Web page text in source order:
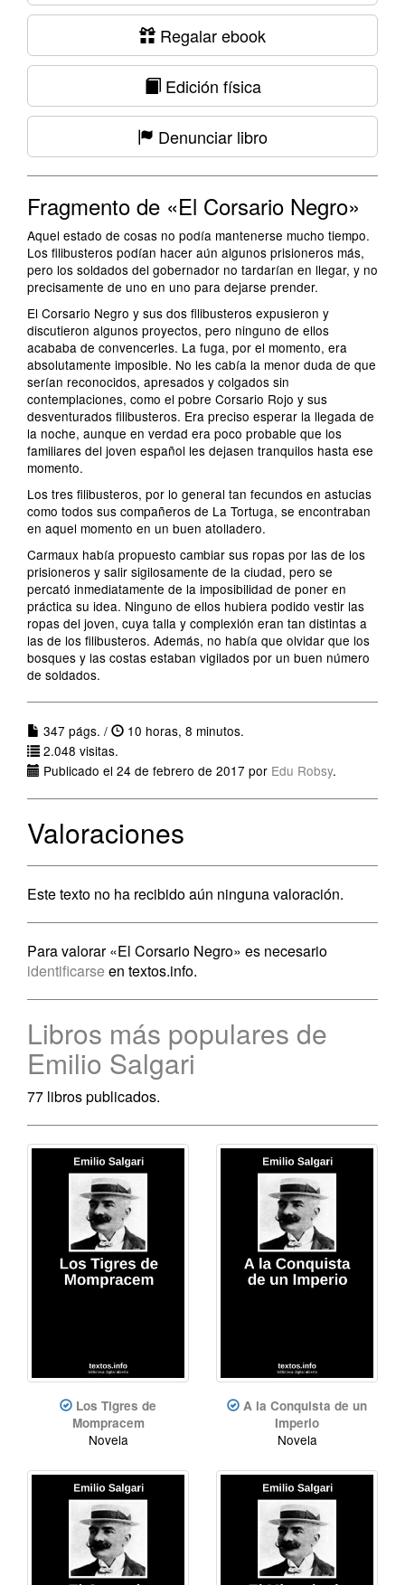
Regalar ebook
Edición física
Denunciar libro
Fragmento de «El Corsario Negro»
Aquel estado de cosas no podía mantenerse mucho tiempo.
Los filibusteros podían hacer aún algunos prisioneros más,
pero los soldados del gobernador no tardarían en llegar, y no
precisamente de uno en uno para dejarse prender.
El Corsario Negro y sus dos filibusteros expusieron y
discutieron algunos proyectos, pero ninguno de ellos
acababa de convencerles. La fuga, por el momento, era
absolutamente imposible. No les cabía la menor duda de que
serían reconocidos, apresados y colgados sin
contemplaciones, como el pobre Corsario Rojo y sus
desventurados filibusteros. Era preciso esperar la llegada de
la noche, aunque en verdad era poco probable que los
familiares del joven español les dejasen tranquilos hasta ese
momento.
Los tres filibusteros, por lo general tan fecundos en astucias
como todos sus compañeros de La Tortuga, se encontraban
en aquel momento en un buen atolladero.
Carmaux había propuesto cambiar sus ropas por las de los
prisioneros y salir sigilosamente de la ciudad, pero se
percató inmediatamente de la imposibilidad de poner en
práctica su idea. Ninguno de ellos hubiera podido vestir las
ropas del joven, cuya talla y complexión eran tan distintas a
las de los filibusteros. Además, no había que olvidar que los
bosques y las costas estaban vigilados por un buen número
de soldados.
347 págs. /
10 horas, 8 minutos.
2.048 visitas.
Publicado el 24 de febrero de 2017 por Edu Robsy.
Valoraciones
Este texto no ha recibido aún ninguna valoración.
Para valorar «El Corsario Negro» es necesario
identificarse en textos.info.
Libros más populares de
Emilio Salgari
77 libros publicados.
Los Tigres de
Mompracem
Novela
A la Conquista de un
Imperio
Novela